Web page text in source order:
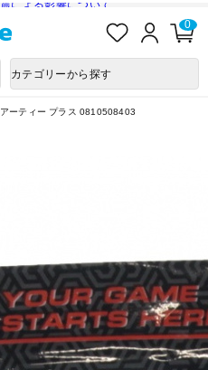
による影響について
入
ロ
ン
0
カテゴリーから探す
ーティー プラス 0810508403